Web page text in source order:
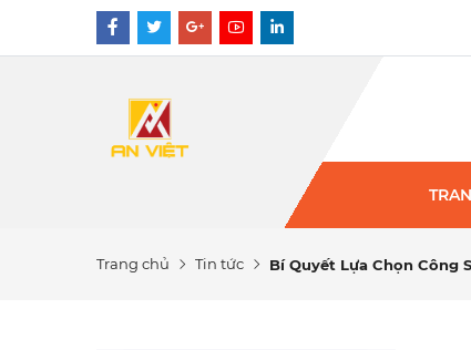
Trang chủ Tin tức Bí Quyết Lựa Chọn Công